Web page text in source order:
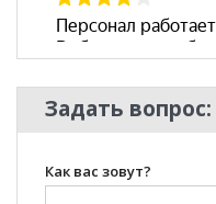
Задать вопрос:
Как вас зовут?